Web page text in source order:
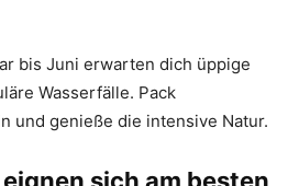
bis Juni erwarten dich üppige
Wasserfälle. Pack
und genieße die intensive Natur.